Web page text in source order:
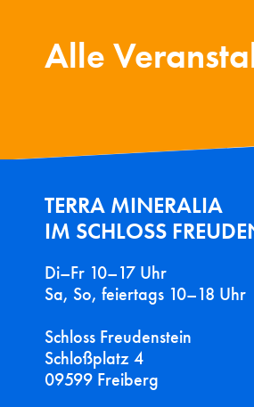
Alle
TERRA MINERALIA
IM SCHLOSS
Di–Fr 10–17 Uhr
Sa, So, feiertags 10–18 Uhr
Schloss Freudenstein
Schloßplatz 4
09599 Freiberg